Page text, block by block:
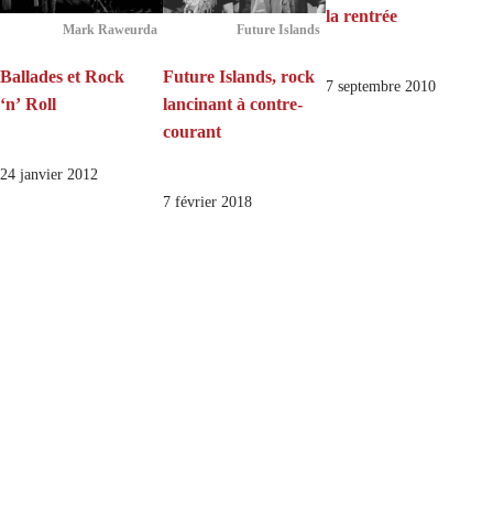
Mark Raweurda
Ballades et Rock
‘n’ Roll
24 janvier 2012
Future Islands
Future Islands, rock
lancinant à contre-
courant
7 février 2018
la rentrée
7 septembre 2010